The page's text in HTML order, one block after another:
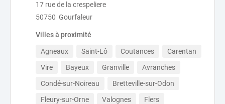
17 rue de la crespeliere
50750 Gourfaleur
Villes à proximité
Agneaux Saint-Lô Coutances
Carentan
Vire
Bayeux Granville
Avranches
Condé-sur-Noireau
Bretteville-sur-Odon
Fleury-sur-Orne
Valognes
Flers